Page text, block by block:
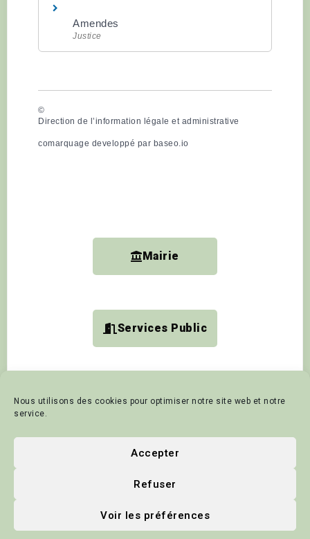
Nous utilisons des cookies pour optimiser notre site web et notre
service.
Accepter
Refuser
Voir les préférences
Amendes
Justice
©
Direction de l’information légale et administrative
comarquage developpé par baseo.io
Mairie
Services Public
Accueil
Tourisme et animation Contact Politique de cookies
Mentions Légales
Site Web créé parApie-Secretary
Crédits Photos : P-Y LE MEUR -